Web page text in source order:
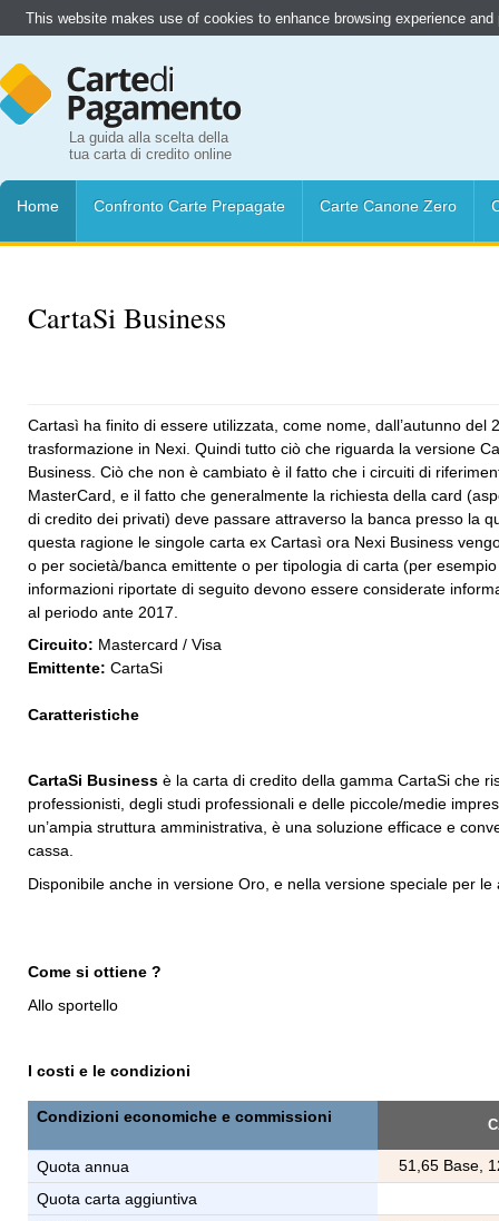
La guida alla scelta della
tua carta di credito online
Home Confronto Carte Prepagate Carte Canone Zero
CartaSi Business
Cartasì ha finito di essere utilizzata, come nome, dall’autunno del
trasformazione in Nexi. Quindi tutto ciò che riguarda la versione
Business. Ciò che non è cambiato è il fatto che i circuiti di
MasterCard, e il fatto che generalmente la richiesta della card
di credito dei privati) deve passare attraverso la banca presso la
questa ragione le singole carta ex Cartasì ora Nexi Business
o per società/banca emittente o per tipologia di carta (per
informazioni riportate di seguito devono essere considerate
al periodo ante 2017.
Circuito: Mastercard / Visa
Emittente: CartaSi
Caratteristiche
CartaSi Business è la carta di credito della gamma CartaSi che
professionisti, degli studi professionali e delle piccole/medie
un’ampia struttura amministrativa, è una soluzione efficace e
cassa.
Disponibile anche in versione Oro, e nella versione speciale per
Come si ottiene ?
Allo sportello
I costi e le condizioni
Condizioni economiche e commissioni
Quota annua
51,65 Base,
Quota carta aggiuntiva
This website makes use of cookies to enhance browsing experience